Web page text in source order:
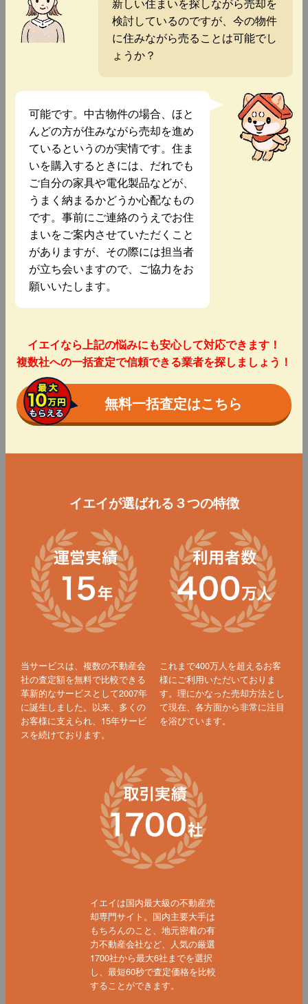
検討しているのですが、今の物件
に住みながら売ることは可能でし
ょうか？
可能です。中古物件の場合、ほと
んどの方が住みながら売却を進め
ているというのが実情です。住ま
いを購入するときには、だれでも
ご自分の家具や電化製品などが、
うまく納まるかどうか心配なもの
です。事前にご連絡のうえでお住
まいをご案内させていただくこと
がありますが、その際には担当者
が立ち会いますので、ご協力をお
願いいたします。
イエイなら上記の悩みにも安心して対応できます！
複数社への一括査定で信頼できる業者を探しましょう！
無料一括査定はこちら
イエイが選ばれる３つの特徴
当サービスは、複数の不動産会
社の査定額を無料で比較できる
革新的なサービスとして2007年
に誕生しました。以来、多くの
お客様に支えられ、15年サービ
スを続けております。
これまで400万人を超えるお客
様にご利用いただいておりま
す。理にかなった売却方法とし
て現在、各方面から非常に注目
を浴びています。
イエイは国内最大級の不動産売
却専門サイト。国内主要大手は
もちろんのこと、地元密着の有
力不動産会社など、人気の厳選
1700社から最大6社までを選択
し、最短60秒で査定価格を比較
することができます。